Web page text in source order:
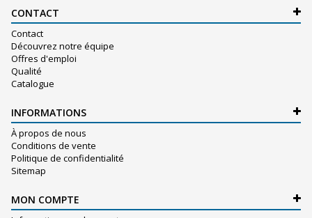
CONTACT
Contact
Découvrez notre équipe
Offres d'emploi
Qualité
Catalogue
INFORMATIONS
À propos de nous
Conditions de vente
Politique de confidentialité
Sitemap
MON COMPTE